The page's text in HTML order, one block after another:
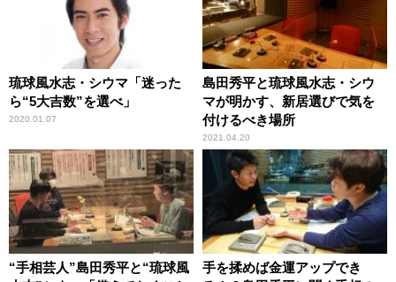
琉球風水志・シウマ「迷った
ら“5大吉数”を選べ」
2020.01.07
島田秀平と琉球風水志・シウ
マが明かす、新居選びで気を
付けるべき場所
2021.04.20
“手相芸人”島田秀平と“琉球風
手を揉めば金運アップでき